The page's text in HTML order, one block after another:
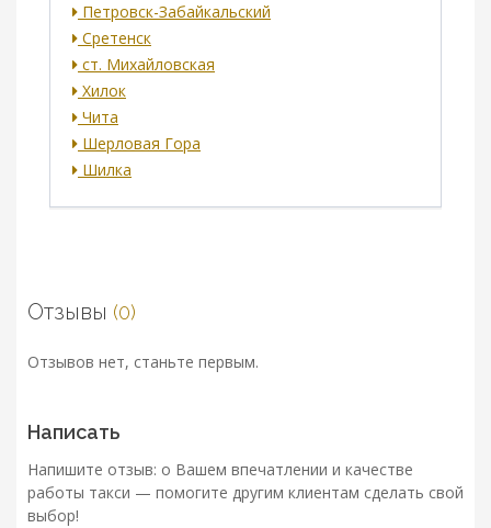
Петровск-Забайкальский
Сретенск
ст. Михайловская
Хилок
Чита
Шерловая Гора
Шилка
Отзывы (0)
Отзывов нет, станьте первым.
Написать
Напишите отзыв: о Вашем впечатлении и качестве
работы такси — помогите другим клиентам сделать свой
выбор!